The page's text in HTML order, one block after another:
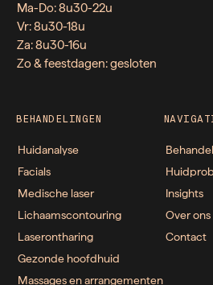
Ma-Do: 8u30-22u
Vr: 8u30-18u
Za: 8u30-16u
Zo & feestdagen: gesloten
BEHANDELINGEN
Huidanalyse
Facials
Medische laser
Lichaamscontouring
Laserontharing
Gezonde hoofdhuid
Massages en arrangementen
Insights
Over ons
Contact